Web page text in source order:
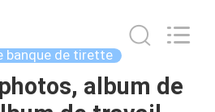
banque de tirette
album de